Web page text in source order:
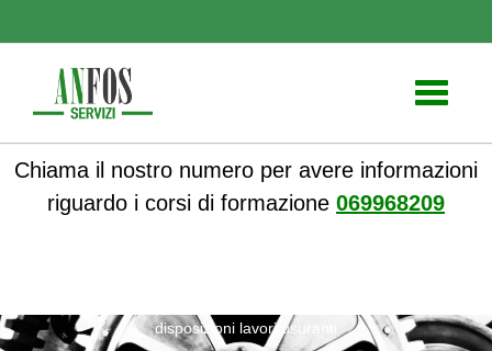
Toggle
Chiama il nostro numero per avere informazioni
riguardo i corsi di formazione 069968209
disposizioni lavori usuranti